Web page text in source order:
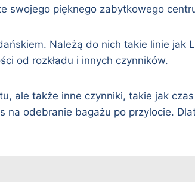
swojego pięknego zabytkowego
Należą do nich takie linie jak
od rozkładu i innych czynników.
ale także inne czynniki, takie jak
na odebranie bagażu po przylocie.